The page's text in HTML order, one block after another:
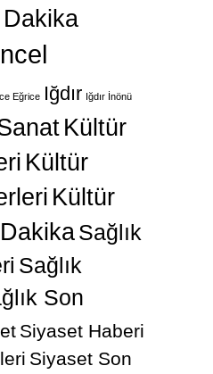
Eğrice Iğdır Iğdır İnönü
Kültür
Kültür
Kültür
Sağlık
Sağlık
Son
Siyaset Haberi
Siyaset Son